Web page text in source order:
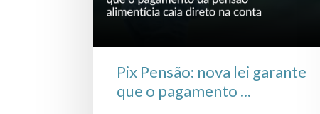
Pix Pensão: nova lei garante
que o pagamento ...